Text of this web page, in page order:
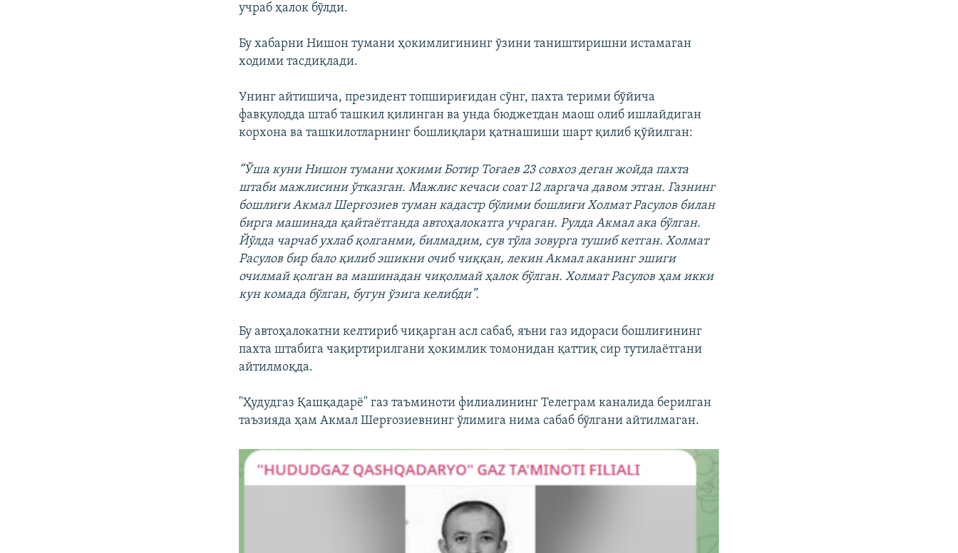
учраб ҳалок бўлди.
Бу хабарни Нишон тумани ҳокимлигининг ўзини таништиришни истамаган
ходими тасдиқлади.
Унинг айтишича, президент топшириғидан сўнг, пахта терими бўйича
фавқулодда штаб ташкил қилинган ва унда бюджетдан маош олиб ишлайдиган
корхона ва ташкилотларнинг бошлиқлари қатнашиши шарт қилиб қўйилган:
“Ўша куни Нишон тумани ҳокими Ботир Тоғаев 23 совхоз деган жойда пахта
штаби мажлисини ўтказган. Мажлис кечаси соат 12 ларгача давом этган. Газнинг
бошлиғи Акмал Шерғозиев туман кадастр бўлими бошлиғи Холмат Расулов билан
бирга машинада қайтаётганда автоҳалокатга учраган. Рулда Акмал ака бўлган.
Йўлда чарчаб ухлаб қолганми, билмадим, сув тўла зовурга тушиб кетган. Холмат
Расулов бир бало қилиб эшикни очиб чиққан, лекин Акмал аканинг эшиги
очилмай қолган ва машинадан чиқолмай ҳалок бўлган. Холмат Расулов ҳам икки
кун комада бўлган, бугун ўзига келибди”.
Бу автоҳалокатни келтириб чиқарган асл сабаб, яъни газ идораси бошлиғининг
пахта штабига чақиртирилгани ҳокимлик томонидан қаттиқ сир тутилаётгани
айтилмоқда.
"Ҳудудгаз Қашқадарё" газ таъминоти филиалининг Телеграм каналида берилган
таъзияда ҳам Акмал Шерғозиевнинг ўлимига нима сабаб бўлгани айтилмаган.